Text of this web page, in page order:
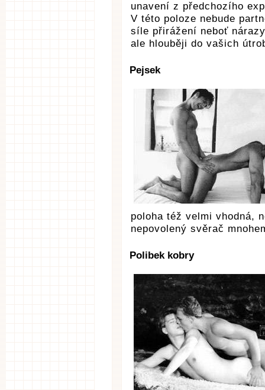
unavení z předchozího
V této poloze nebude
síle přirážení neboť
ale hlouběji do vašich
Pejsek
poloha též velmi vhodná,
nepovolený svěrač
Polibek kobry